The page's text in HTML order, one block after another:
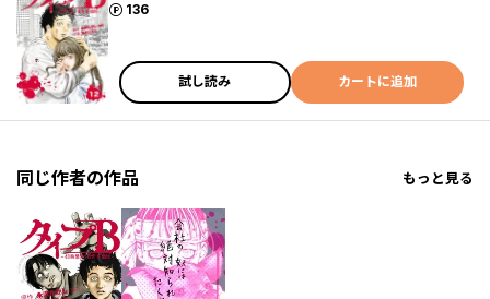
136
ポイント
試し読み カートに追加
同じ作者の作品 もっと見る